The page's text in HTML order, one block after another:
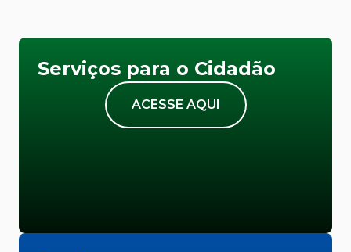
Serviços para o Cidadão
ACESSE AQUI